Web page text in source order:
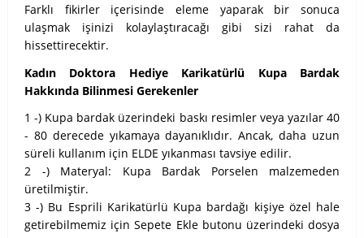
Farklı fikirler içerisinde eleme yaparak bir sonuca
ulaşmak işinizi kolaylaştıracağı gibi sizi rahat da
hissettirecektir.
Kadın Doktora Hediye Karikatürlü Kupa Bardak
Hakkında Bilinmesi Gerekenler
1 -) Kupa bardak üzerindeki baskı resimler veya yazılar 40
- 80 derecede yıkamaya dayanıklıdır. Ancak, daha uzun
süreli kullanım için ELDE yıkanması tavsiye edilir.
2 -) Materyal: Kupa Bardak Porselen malzemeden
üretilmiştir.
3 -) Bu Esprili Karikatürlü Kupa bardağı kişiye özel hale
getirebilmemiz için Sepete Ekle butonu üzerindeki dosya